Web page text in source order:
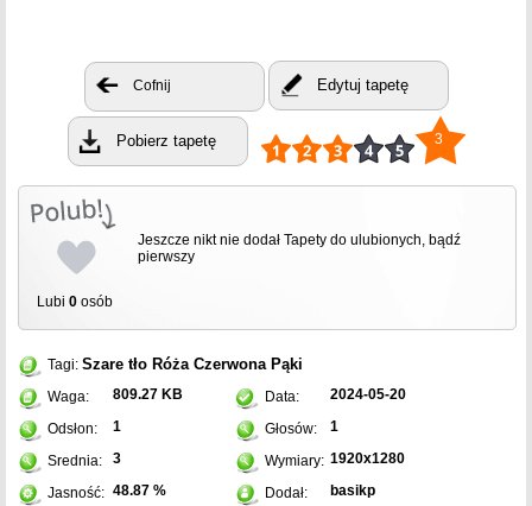
Cofnij Edytuj tapetę
Pobierz tapetę 3
Lubi 0 osób
Jeszcze nikt nie dodał Tapety do ulubionych, bądź
pierwszy
Tagi: Szare tło Róża Czerwona Pąki
Waga: 809.27 KB Data: 2024-05-20
Odsłon: 1 Głosów: 1
Srednia: 3 Wymiary: 1920x1280
Jasność: 48.87 % Dodał: basikp